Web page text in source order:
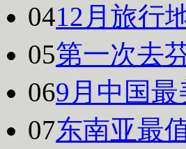
0412月旅行
05第一次去
069月中国
07东南亚最